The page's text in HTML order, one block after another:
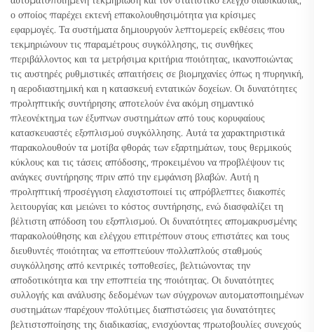
ο οποίος παρέχει εκτενή επακολουθησιμότητα για κρίσιμες
εφαρμογές. Τα συστήματα δημιουργούν λεπτομερείς εκθέσεις που
τεκμηριώνουν τις παραμέτρους συγκόλλησης, τις συνθήκες
περιβάλλοντος και τα μετρήσιμα κριτήρια ποιότητας, ικανοποιώντας
τις αυστηρές ρυθμιστικές απαιτήσεις σε βιομηχανίες όπως η πυρηνική,
η αεροδιαστημική και η κατασκευή εντατικών δοχείων. Οι δυνατότητες
προληπτικής συντήρησης αποτελούν ένα ακόμη σημαντικό
πλεονέκτημα των έξυπνων συστημάτων από τους κορυφαίους
κατασκευαστές εξοπλισμού συγκόλλησης. Αυτά τα χαρακτηριστικά
παρακολουθούν τα μοτίβα φθοράς των εξαρτημάτων, τους θερμικούς
κύκλους και τις τάσεις απόδοσης, προκειμένου να προβλέψουν τις
ανάγκες συντήρησης πριν από την εμφάνιση βλαβών. Αυτή η
προληπτική προσέγγιση ελαχιστοποιεί τις απρόβλεπτες διακοπές
λειτουργίας και μειώνει το κόστος συντήρησης, ενώ διασφαλίζει τη
βέλτιστη απόδοση του εξοπλισμού. Οι δυνατότητες απομακρυσμένης
παρακολούθησης και ελέγχου επιτρέπουν στους επιστάτες και τους
διευθυντές ποιότητας να εποπτεύουν πολλαπλούς σταθμούς
συγκόλλησης από κεντρικές τοποθεσίες, βελτιώνοντας την
αποδοτικότητα και την εποπτεία της ποιότητας. Οι δυνατότητες
συλλογής και ανάλυσης δεδομένων των σύγχρονων αυτοματοποιημένων
συστημάτων παρέχουν πολύτιμες διαπιστώσεις για δυνατότητες
βελτιστοποίησης της διαδικασίας, ενισχύοντας πρωτοβουλίες συνεχούς